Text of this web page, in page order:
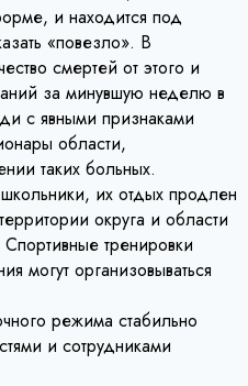
и находится под
«повезло». В
смертей от этого и
за минувшую неделю в
с явными признаками
области,
таких больных.
их отдых продлен
округа и области
тренировки
могут организовываться
режима стабильно
и сотрудниками